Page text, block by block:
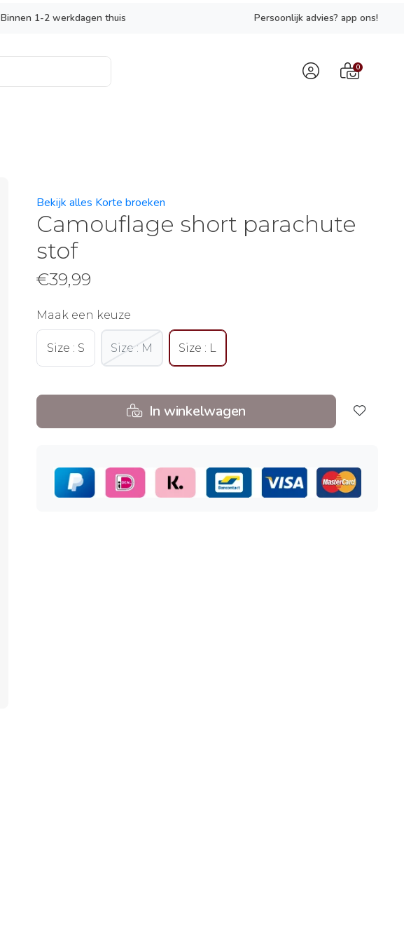
Binnen 1-2 werkdagen thuis Persoonlijk advies? app ons!
0
Bekijk alles Korte broeken
Camouflage short parachute
stof
€39,99
Maak een keuze
Size : S Size : M Size : L
In winkelwagen